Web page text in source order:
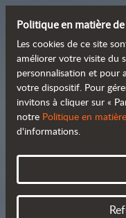
Catalogue
Politique en matière
Les cookies de ce site
améliorer votre visite du
personnalisation et pour
votre dispositif. Pour
invitons à cliquer sur «
notre Politique en
d'informations.